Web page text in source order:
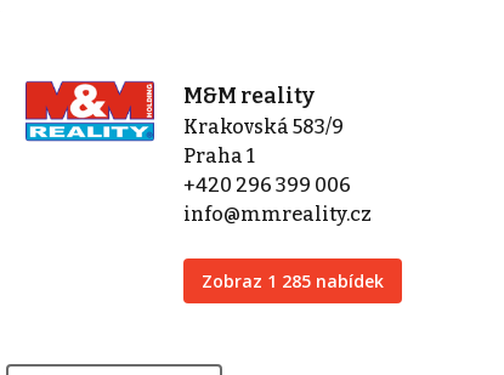
M&M reality
Krakovská 583/9
Praha 1
+420 296 399 006
info@mmreality.cz
Zobraz 1 285 nabídek